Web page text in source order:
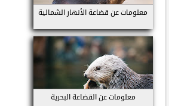
معلومات عن قضاعة الأنهار الشمالية
معلومات عن القضاعة البحرية